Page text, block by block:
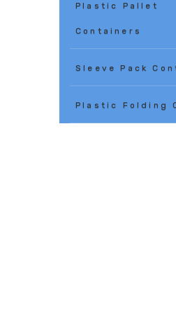
Plastic Pallet
Containers
Sleeve Pack
Plastic Folding